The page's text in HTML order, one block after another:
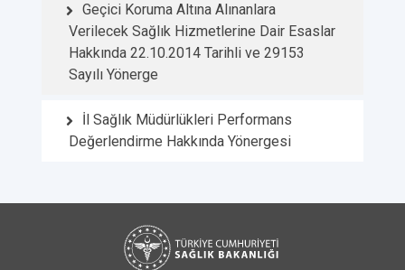
Geçici Koruma Altına Alınanlara
Verilecek Sağlık Hizmetlerine Dair Esaslar
Hakkında 22.10.2014 Tarihli ve 29153
Sayılı Yönerge
İl Sağlık Müdürlükleri Performans
Değerlendirme Hakkında Yönergesi